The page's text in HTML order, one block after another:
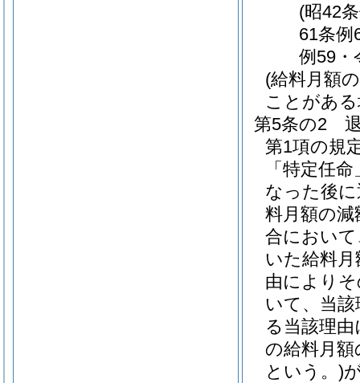
(昭42
61条例
例59・
(給料月額
ことがあ
第5条の2
第1項の規
「特定任
なった後
料月額の減
合におい
いた給料
由により
いて、当
る当該理
の給料月
という。)